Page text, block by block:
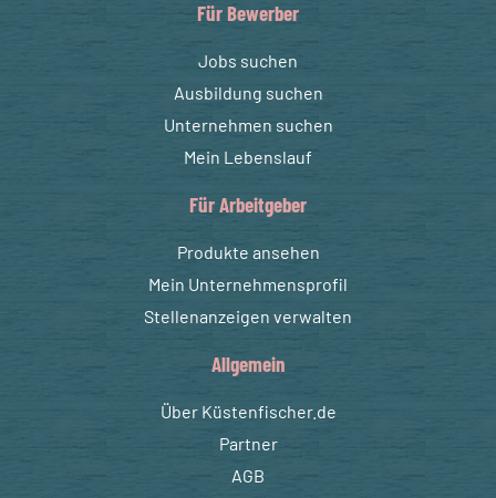
Für Bewerber
Jobs suchen
Ausbildung suchen
Unternehmen suchen
Mein Lebenslauf
Für Arbeitgeber
Produkte ansehen
Mein Unternehmensprofil
Stellenanzeigen verwalten
Allgemein
Über Küstenfischer.de
Partner
AGB